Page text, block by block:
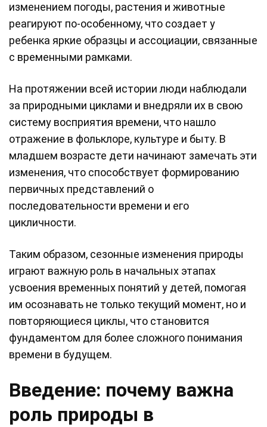
изменением погоды, растения и животные
реагируют по-особенному, что создает у
ребенка яркие образцы и ассоциации, связанные
с временными рамками.
На протяжении всей истории люди наблюдали
за природными циклами и внедряли их в свою
систему восприятия времени, что нашло
отражение в фольклоре, культуре и быту. В
младшем возрасте дети начинают замечать эти
изменения, что способствует формированию
первичных представлений о
последовательности времени и его
цикличности.
Таким образом, сезонные изменения природы
играют важную роль в начальных этапах
усвоения временных понятий у детей, помогая
им осознавать не только текущий момент, но и
повторяющиеся циклы, что становится
фундаментом для более сложного понимания
времени в будущем.
Введение: почему важна
роль природы в